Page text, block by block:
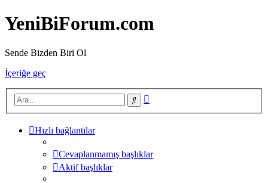
YeniBiForum.com
Sende Bizden Biri Ol
İçeriğe geç
Ara
Hızlı bağlantılar
Cevaplanmamış başlıklar
Aktif başlıklar